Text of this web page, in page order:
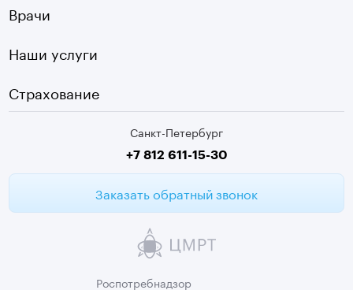
Девяткино
г. Колпино
Чек-ап
ЭКГ
Медицинские анализы
Санкт-Петербург
+7 812 611-15-30
Заказать обратный звонок
Врачи
Наши услуги
Страхование
Роспотребнадзор